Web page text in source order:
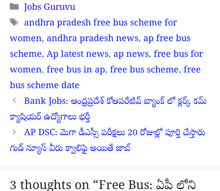
Categories
Jobs Guruvu
Tags
andhra pradesh free bus scheme for
women, andhra pradesh news, ap free bus
scheme, Ap latest news, ap news, free bus for
women, free bus in ap, free bus scheme, free
bus scheme date
Bank Jobs: ఆంధ్రప్రదేశ్ కోఆపరేటివ్ బ్యాంక్ లో క్లర్క్ కమ్
క్యాషియర్ ఉద్యోగాలు భర్తీ
AP DSC: మెగా డీఎస్సీ పరీక్షలు 20 రోజుల్లో పూర్తి చేస్తారు
గుడ్ న్యూస్ వీరు క్వాలిఫై అయితే జాబ్
3 thoughts on “Free Bus: ఏపీ లోని